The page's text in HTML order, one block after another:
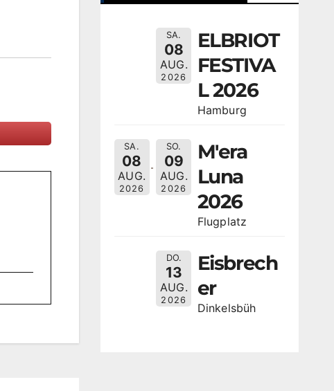
SA.
08
AUG.
2026
ELBRIOT
FESTIVA
L 2026
Hamburg
SA.
08
AUG.
2026
SO.
09
AUG.
2026
M'era
Luna
2026
Flugplatz
DO.
13
AUG.
2026
Eisbrech
er
Dinkelsbüh